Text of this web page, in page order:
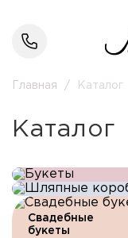
Главная / Каталог
Каталог
Букеты
Шляпные
коробки
Свадебные
букеты